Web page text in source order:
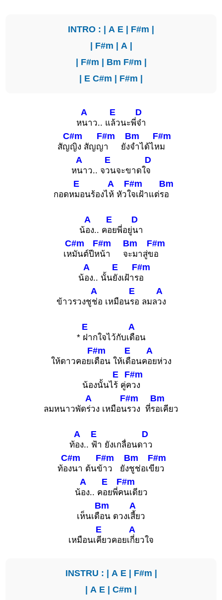
INTRO : | A E | F#m |
| F#m | A |
| F#m | Bm F#m |
| E C#m | F#m |
ห
A
นาว.. แ
E
ล้วนะพี่
D
จ๋า
สัญ
C#m
ญิง สัญญ
F#m
า ยัง
Bm
จำได้ไห
F#m
ม
ห
A
นาว.. จ
E
วนจะขาดใ
D
จ
กอดห
E
มอนร้องไ
A
ห้ หัวใ
F#m
จเฝ้าแต่ร
Bm
อ
น้
A
อง.. ค
E
อยพี่อยู่
D
นา
เห
C#m
มันต์ปีห
F#m
น้า จ
Bm
ะมาสู่ข
F#m
อ
น้
A
อง.. นั้น
E
ยังเฝ้าร
F#m
อ
ข้าวรวงชู
A
ช่อ เหมือน
E
รอ ลมล
A
วง
*
E
ฝากใจไว้กับเ
A
ดือน
ให้ดาวคอยเ
F#m
ตือน ให้เ
E
ดือนค
A
อยห่วง
น้องนั้นไ
E
ร้ คู่ค
F#m
วง
ลมหนาวพัด
A
ร่วง เหมือน
F#m
รวง ที่ร
Bm
อเคียว
ท้
A
อง..
E
ฟ้า ยังเกลื่อนด
D
าว
ท้อ
C#m
งนา ต้นข้
F#m
าว ยัง
Bm
ชูช่อเขี
F#m
ยว
น้
A
อง.. ค
E
อยพี่ค
F#m
นเดียว
เห็นเดื
Bm
อน ดวงเ
A
สี้ยว
เหมือนเ
E
คียวคอยเ
A
กี่ยวใจ
INSTRU : | A E| F#m |
| A E | C#m |